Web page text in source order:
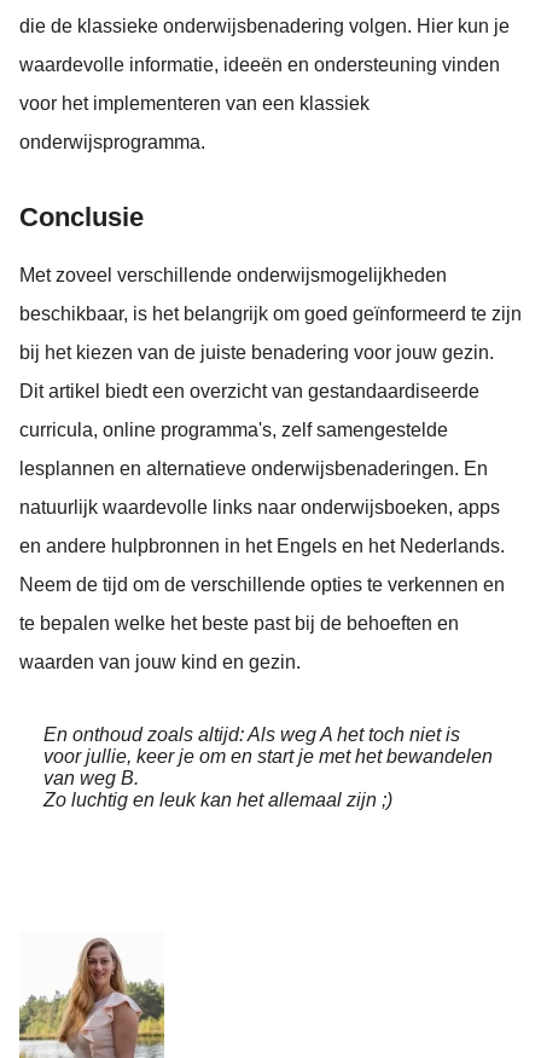
die de klassieke onderwijsbenadering volgen. Hier kun je
waardevolle informatie, ideeën en ondersteuning vinden
voor het implementeren van een klassiek
onderwijsprogramma.
Conclusie
Met zoveel verschillende onderwijsmogelijkheden
beschikbaar, is het belangrijk om goed geïnformeerd te zijn
bij het kiezen van de juiste benadering voor jouw gezin.
Dit artikel biedt een overzicht van gestandaardiseerde
curricula, online programma's, zelf samengestelde
lesplannen en alternatieve onderwijsbenaderingen. En
natuurlijk waardevolle links naar onderwijsboeken, apps
en andere hulpbronnen in het Engels en het Nederlands.
Neem de tijd om de verschillende opties te verkennen en
te bepalen welke het beste past bij de behoeften en
waarden van jouw kind en gezin.
En onthoud zoals altijd: Als weg A het toch niet is
voor jullie, keer je om en start je met het bewandelen
van weg B.
Zo luchtig en leuk kan het allemaal zijn ;)